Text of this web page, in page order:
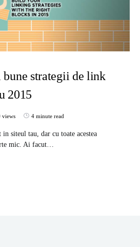
bune strategii de link
2015
views 4 minute read
siteul tau, dar cu toate acestea
mic. Ai facut…